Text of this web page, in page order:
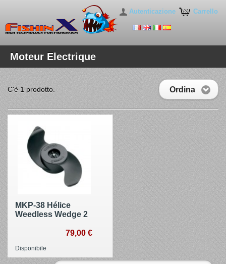
Carrello
Autenticazione
Moteur Electrique
Ordina
C'è 1 prodotto.
MKP-38 Hélice
Weedless Wedge 2
79,00 €
Disponibile